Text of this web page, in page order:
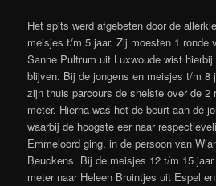
Het spits werd afgebeten door de
meisjes t/m 5 jaar. Zij moesten 1 ronde
Sanne Pultrum uit Luxwoude wist
blijven. Bij de jongens en meisjes t/m 8
zijn thuis parcours de snelste over de 2
meter. Hierna was het de beurt aan de
waarbij de hoogste eer naar
Emmeloord ging, in de persoon van
Beuckens. Bij de meisjes 12 t/m 15
meter naar Heleen Bruintjes uit Espel